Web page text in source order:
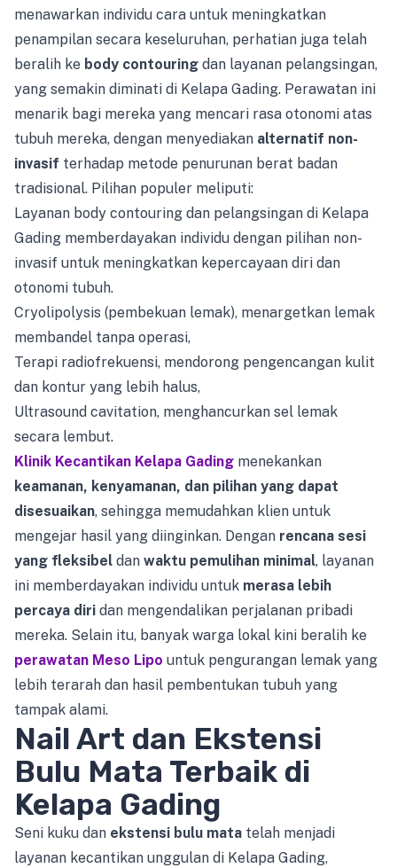
menawarkan individu cara untuk meningkatkan
penampilan secara keseluruhan, perhatian juga telah
beralih ke body contouring dan layanan pelangsingan,
yang semakin diminati di Kelapa Gading. Perawatan ini
menarik bagi mereka yang mencari rasa otonomi atas
tubuh mereka, dengan menyediakan alternatif non-
invasif terhadap metode penurunan berat badan
tradisional. Pilihan populer meliputi:
Layanan body contouring dan pelangsingan di Kelapa
Gading memberdayakan individu dengan pilihan non-
invasif untuk meningkatkan kepercayaan diri dan
otonomi tubuh.
Cryolipolysis (pembekuan lemak), menargetkan lemak
membandel tanpa operasi,
Terapi radiofrekuensi, mendorong pengencangan kulit
dan kontur yang lebih halus,
Ultrasound cavitation, menghancurkan sel lemak
secara lembut.
Klinik Kecantikan Kelapa Gading menekankan
keamanan, kenyamanan, dan pilihan yang dapat
disesuaikan, sehingga memudahkan klien untuk
mengejar hasil yang diinginkan. Dengan rencana sesi
yang fleksibel dan waktu pemulihan minimal, layanan
ini memberdayakan individu untuk merasa lebih
percaya diri dan mengendalikan perjalanan pribadi
mereka. Selain itu, banyak warga lokal kini beralih ke
perawatan Meso Lipo untuk pengurangan lemak yang
lebih terarah dan hasil pembentukan tubuh yang
tampak alami.
Nail Art dan Ekstensi
Bulu Mata Terbaik di
Kelapa Gading
Seni kuku dan ekstensi bulu mata telah menjadi
layanan kecantikan unggulan di Kelapa Gading,